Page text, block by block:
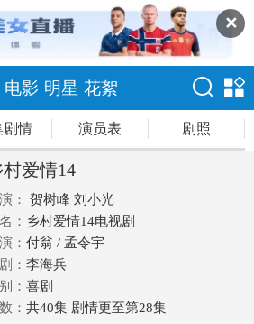
✕
电影 明星 花絮
剧情 演员表 剧照
村爱情14
： 贺树峰 刘小光
： 乡村爱情14电视剧
： 付翁 / 孟令宇
： 李海兵
： 喜剧
： 共40集 剧情更至第28集